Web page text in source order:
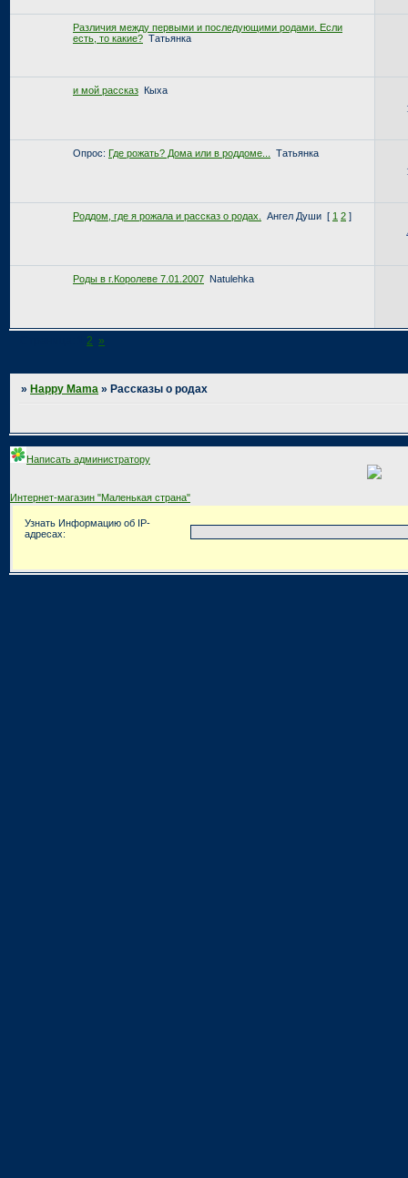
Различия между первыми и последующими родами. Если
есть, то какие? Татьянка
и мой рассказ Кыха
Опрос: Где рожать? Дома или в роддоме...
Татьянка
Роддом, где я рожала и рассказ о родах. Ангел Души [ 1 2 ]
Роды в г.Королеве 7.01.2007 Natulehka
2 »
» Happy Mama » Рассказы о родах
Написать администратору
Интернет-магазин "Маленькая страна"
Узнать Информацию об IP-
адресах: